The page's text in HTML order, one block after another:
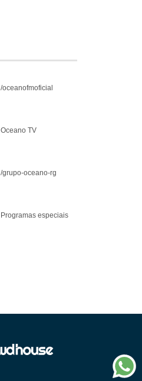
/oceanofmoficial
Oceano TV
/grupo-oceano-rg
Programas especiais